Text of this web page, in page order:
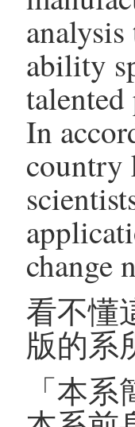
ability
In
country
change
看不懂
版的系
「本系